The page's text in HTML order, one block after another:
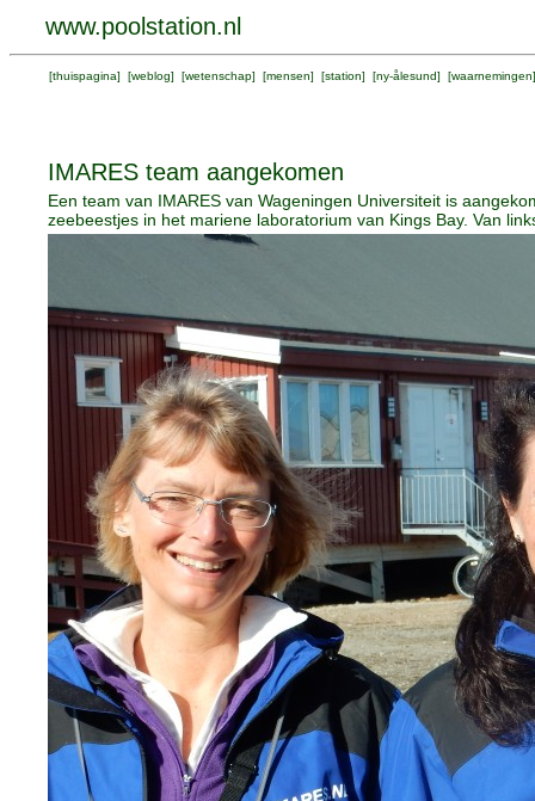
www.poolstation.nl
[thuispagina] [weblog] [wetenschap] [mensen] [station] [ny-ålesund] [waarnemingen
IMARES team aangekomen
Een team van IMARES van Wageningen Universiteit is
zeebeestjes in het mariene laboratorium van Kings Bay. Van